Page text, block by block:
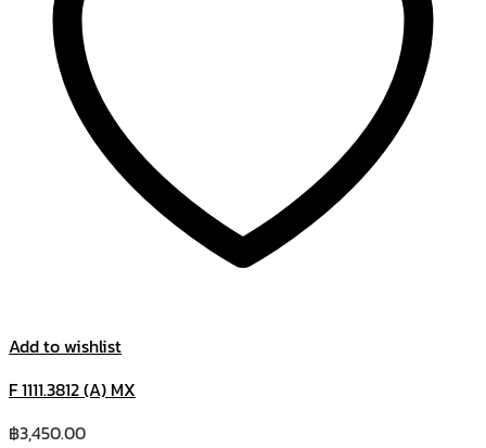
Add to wishlist
F 1111.3812 (A) MX
฿3,450.00